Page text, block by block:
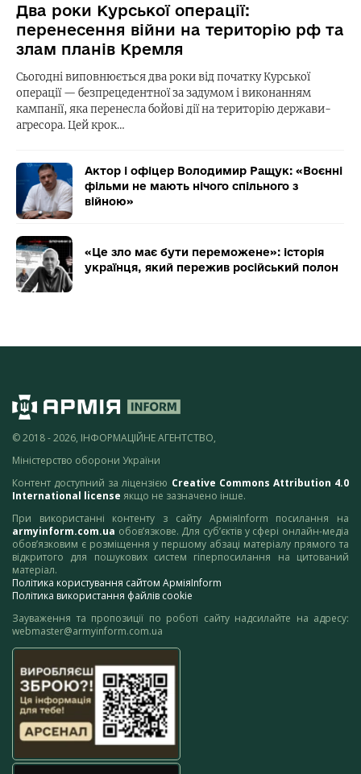
Два роки Курської операції:
перенесення війни на територію рф та
злам планів Кремля
Сьогодні виповнюється два роки від початку Курської
операції — безпрецедентної за задумом і виконанням
кампанії, яка перенесла бойові дії на територію держави-
агресора. Цей крок…
Актор і офіцер Володимир Ращук: «Воєнні
фільми не мають нічого спільного з
війною»
«Це зло має бути переможене»: історія
українця, який пережив російський полон
© 2018 - 2026, ІНФОРМАЦІЙНЕ АГЕНТСТВО,
Міністерство оборони України
Контент доступний за ліцензією Creative Commons Attribution 4.0
International license якщо не зазначено інше.
При використанні контенту з сайту АрміяInform посилання на
armyinform.com.ua обов’язкове. Для суб’єктів у сфері онлайн-медіа
обов’язковим є розміщення у першому абзаці матеріалу прямого та
відкритого для пошукових систем гіперпосилання на цитований
матеріал.
Політика користування сайтом АрміяInform
Політика використання файлів cookie
Зауваження та пропозиції по роботі сайту надсилайте на адресу:
webmaster@armyinform.com.ua